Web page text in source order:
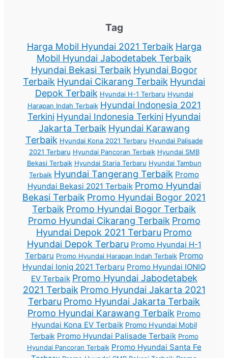
Tag
Harga Mobil Hyundai 2021 Terbaik Harga
Mobil Hyundai Jabodetabek Terbaik
Hyundai Bekasi Terbaik Hyundai Bogor
Terbaik Hyundai Cikarang Terbaik Hyundai
Depok Terbaik Hyundai H-1 Terbaru Hyundai
Harapan Indah Terbaik Hyundai Indonesia 2021
Terkini Hyundai Indonesia Terkini Hyundai
Jakarta Terbaik Hyundai Karawang
Terbaik Hyundai Kona 2021 Terbaru Hyundai Palisade
2021 Terbaru Hyundai Pancoran Terbaik Hyundai SMB
Bekasi Terbaik Hyundai Staria Terbaru Hyundai Tambun
Terbaik Hyundai Tangerang Terbaik Promo
Hyundai Bekasi 2021 Terbaik Promo Hyundai
Bekasi Terbaik Promo Hyundai Bogor 2021
Terbaik Promo Hyundai Bogor Terbaik
Promo Hyundai Cikarang Terbaik Promo
Hyundai Depok 2021 Terbaru Promo
Hyundai Depok Terbaru Promo Hyundai H-1
Terbaru Promo Hyundai Harapan Indah Terbaik Promo
Hyundai Ioniq 2021 Terbaru Promo Hyundai IONIQ
EV Terbaik Promo Hyundai Jabodetabek
2021 Terbaik Promo Hyundai Jakarta 2021
Terbaru Promo Hyundai Jakarta Terbaik
Promo Hyundai Karawang Terbaik Promo
Hyundai Kona EV Terbaik Promo Hyundai Mobil
Terbaik Promo Hyundai Palisade Terbaik Promo
Hyundai Pancoran Terbaik Promo Hyundai Santa Fe